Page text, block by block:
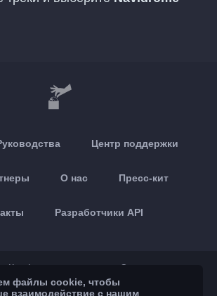
Центр поддержки
О нас Пресс-кит
Разработчики API
Конфиденциальность Статус сервиса
файлы cookie, чтобы
взаимодействие с нашим